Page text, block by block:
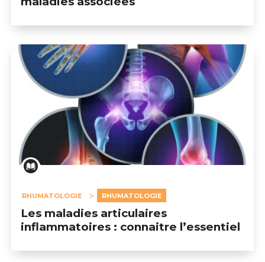
RHUMATOLOGIE RHUMATOLOGIE
Les maladies articulaires
inflammatoires : connaitre l’essentiel